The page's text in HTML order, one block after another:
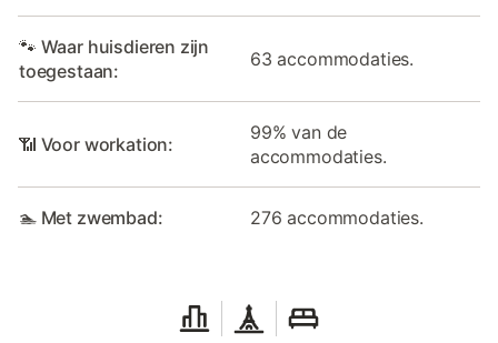
🐾 Waar huisdieren zijn
toegestaan:
63 accommodaties.
📶 Voor workation:
99% van de
accommodaties.
🏊 Met zwembad: 276 accommodaties.